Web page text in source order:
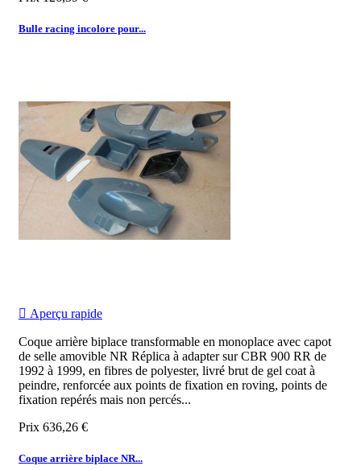
Bulle racing incolore pour...
 Aperçu rapide
Coque arrière biplace transformable en monoplace avec capot
de selle amovible NR Réplica à adapter sur CBR 900 RR de
1992 à 1999, en fibres de polyester, livré brut de gel coat à
peindre, renforcée aux points de fixation en roving, points de
fixation repérés mais non percés...
Prix 636,26 €
Coque arrière biplace NR...